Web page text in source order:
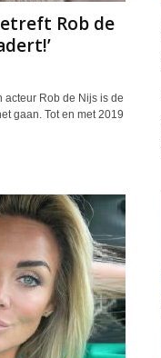
Rob de
acteur Rob de Nijs is de
gaan. Tot en met 2019